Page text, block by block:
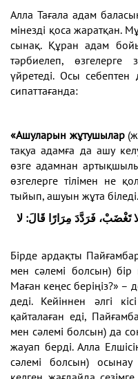
Алла Тағала адам
мінезді қоса жаратқан.
сынақ. Құран адам
тәрбиелеп, өзгелерге
үйретеді. Осы
сипаттағанда:
«Ашуларын жұтушылар
тақуа адамға да ашу
өзге адамнан
өзгелерге тілімен не
тыйып, ашуын жұта біледі.
تَغْضَبْ، فَرَدَّدَ مِرَارًا قَالَ: لا
Бірде ардақты
мен сәлемі болсын) бір
Маған кеңес беріңіз?» –
деді. Кейіннен әлгі
қайталаған еді,
мен сәлемі болсын) да
жауап берді. Алла
сәлемі болсын)